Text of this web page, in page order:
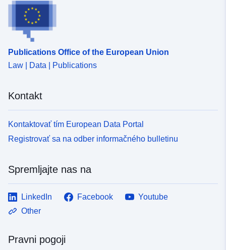
Publications Office of the European Union
Law | Data | Publications
Kontakt
Kontaktovať tím European Data Portal
Registrovať sa na odber informačného bulletinu
Spremljajte nas na
LinkedIn Facebook
Youtube
Other
Pravni pogoji